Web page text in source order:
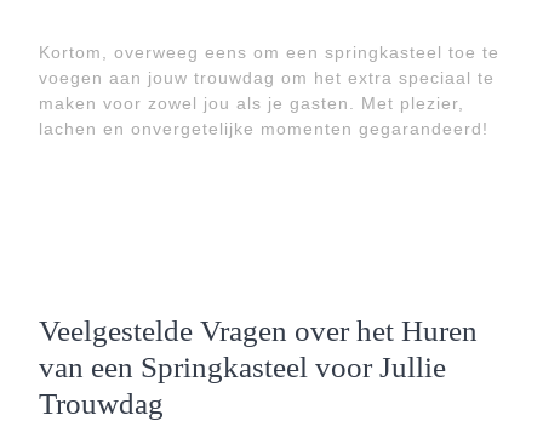
Kortom, overweeg eens om een springkasteel toe te
voegen aan jouw trouwdag om het extra speciaal te
maken voor zowel jou als je gasten. Met plezier,
lachen en onvergetelijke momenten gegarandeerd!
Veelgestelde Vragen over het Huren
van een Springkasteel voor Jullie
Trouwdag